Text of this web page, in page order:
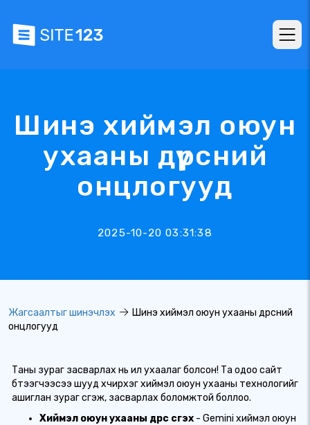
Шинэ хиймэл оюун
ухааны дүрсний
онцлогууд
2025-10-20 03:31:38
Жагсаалтыг шинэчлэх
Шинэ хиймэл оюун ухааны дүрсний
онцлогууд
Таны зураг засварлах нь илүү ухаалаг болсон! Та одоо сайт
бүтээгчээсээ шууд хүчирхэг хиймэл оюун ухааны технологийг
ашиглан зураг үүсгэж, засварлах боломжтой боллоо.
Хиймэл оюун ухааны дүрс үүсгэх - Gemini хиймэл оюун